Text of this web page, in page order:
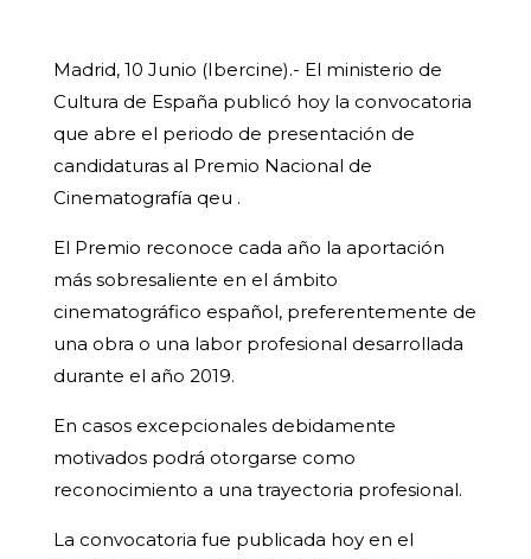
Madrid, 10 Junio (Ibercine).- El ministerio de
Cultura de España publicó hoy la convocatoria
que abre el periodo de presentación de
candidaturas al Premio Nacional de
Cinematografía qeu .
El Premio reconoce cada año la aportación
más sobresaliente en el ámbito
cinematográfico español, preferentemente de
una obra o una labor profesional desarrollada
durante el año 2019.
En casos excepcionales debidamente
motivados podrá otorgarse como
reconocimiento a una trayectoria profesional.
La convocatoria fue publicada hoy en el